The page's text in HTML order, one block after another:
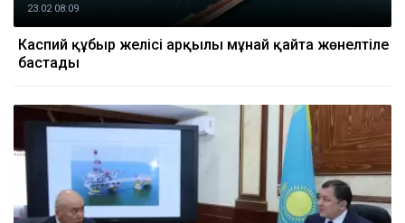
23.02 08:09
Каспий құбыр желісі арқылы мұнай қайта жөнелтіле
бастады